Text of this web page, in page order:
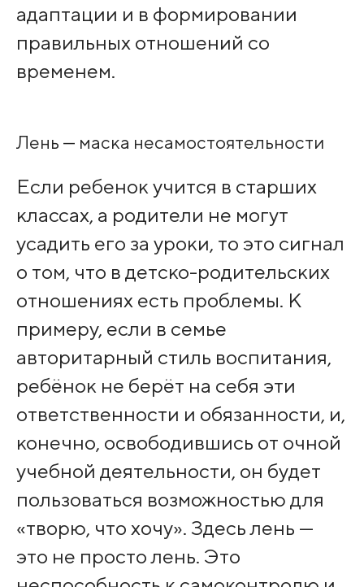
адаптации и в формировании
правильных отношений со
временем.
Лень — маска несамостоятельности
Если ребенок учится в старших
классах, а родители не могут
усадить его за уроки, то это сигнал
о том, что в детско-родительских
отношениях есть проблемы. К
примеру, если в семье
авторитарный стиль воспитания,
ребёнок не берёт на себя эти
ответственности и обязанности, и,
конечно, освободившись от очной
учебной деятельности, он будет
пользоваться возможностью для
«творю, что хочу». Здесь лень —
это не просто лень. Это